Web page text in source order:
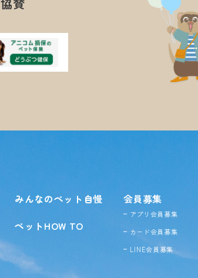
みんなのペット自慢
ペットHOW TO
会員募集
アプリ会員募集
カード会員募集
LINE会員募集